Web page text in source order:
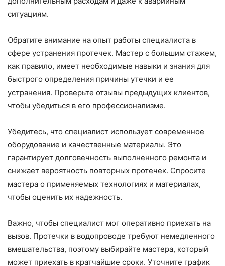
ситуациям.
Обратите внимание на опыт работы специалиста в
сфере устранения протечек. Мастер с большим стажем,
как правило, имеет необходимые навыки и знания для
быстрого определения причины утечки и ее
устранения. Проверьте отзывы предыдущих клиентов,
чтобы убедиться в его профессионализме.
Убедитесь, что специалист использует современное
оборудование и качественные материалы. Это
гарантирует долговечность выполненного ремонта и
снижает вероятность повторных протечек. Спросите
мастера о применяемых технологиях и материалах,
чтобы оценить их надежность.
Важно, чтобы специалист мог оперативно приехать на
вызов. Протечки в водопроводе требуют немедленного
вмешательства, поэтому выбирайте мастера, который
может приехать в кратчайшие сроки. Уточните график